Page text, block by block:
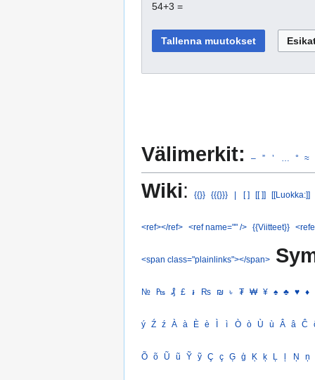
54+3 =
Välimerkit: – ” ’ ° ≈
Wiki: {{}} {{{}}} | [ ] [[ ]] [[Luokka:]]
<ref></ref> <ref name="" /> {{Viitteet}}
<span class="plainlinks"></span>
№ ₧ ₰ £ ៛ ₨ ₪ ৳ ₮ ₩ ¥ ♠ ♣ ♥ ♦
ý Ź ź À à È è Ì ì Ò ò Ù ù Â â Ĉ
Õ õ Ũ ũ Ỹ ỹ Ç ç Ģ ģ Ķ ķ Ļ ļ Ņ ņ